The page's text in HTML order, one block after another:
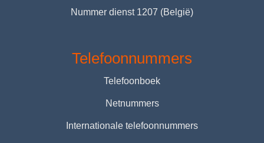
Nummer dienst 1207 (België)
Telefoonnummers
Telefoonboek
Netnummers
Internationale telefoonnummers